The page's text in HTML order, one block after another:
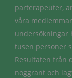
parterapeuter,
våra
undersökningar
tusen personer
Resultaten från
noggrant och